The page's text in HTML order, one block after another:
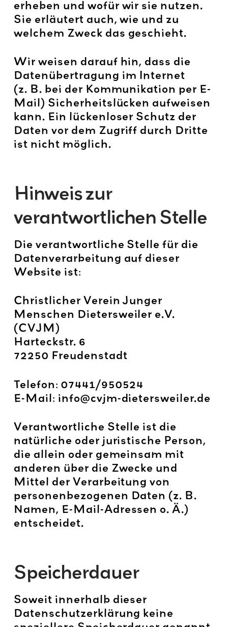
erheben und wofür wir sie nutzen.
Sie erläutert auch, wie und zu
welchem Zweck das geschieht.
Wir weisen darauf hin, dass die
Datenübertragung im Internet
(z. B. bei der Kommunikation per E-
Mail) Sicherheitslücken aufweisen
kann. Ein lückenloser Schutz der
Daten vor dem Zugriff durch Dritte
ist nicht möglich.
Hinweis zur
verantwortlichen Stelle
Die verantwortliche Stelle für die
Datenverarbeitung auf dieser
Website ist:
Christlicher Verein Junger
Menschen Dietersweiler e.V.
(CVJM)
Harteckstr. 6
72250 Freudenstadt
Telefon: 07441/950524
E-Mail: info@cvjm-dietersweiler.de
Verantwortliche Stelle ist die
natürliche oder juristische Person,
die allein oder gemeinsam mit
anderen über die Zwecke und
Mittel der Verarbeitung von
personenbezogenen Daten (z. B.
Namen, E-Mail-Adressen o. Ä.)
entscheidet.
Speicherdauer
Soweit innerhalb dieser
Datenschutzerklärung keine